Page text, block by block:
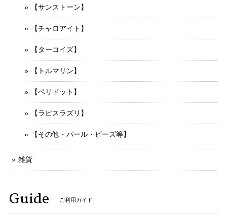
【サンストーン】
【チャロアイト】
【ターコイズ】
【トルマリン】
【ペリドット】
【ラピスラズリ】
【その他・パール・ビーズ等】
雑貨
Guide ご利用ガイド